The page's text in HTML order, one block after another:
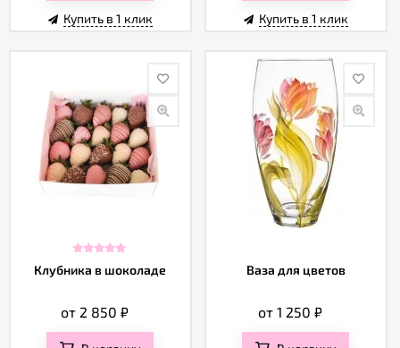
Купить в 1 клик Купить в 1 клик
Клубника в шоколаде
от 2 850₽
Ваза для цветов
от 1 250₽